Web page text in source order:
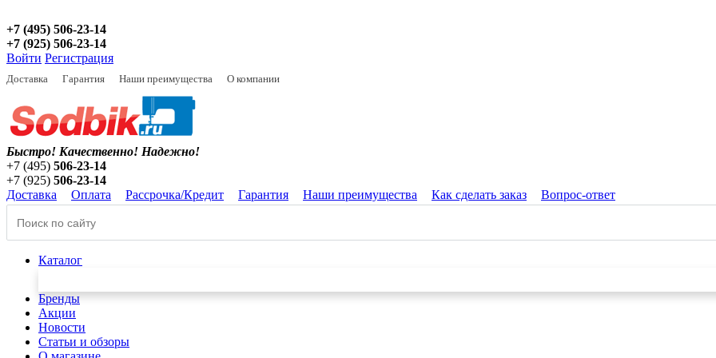
+7 (495) 506-23-14
+7 (925) 506-23-14
Войти Регистрация
Доставка Гарантия Наши преимущества О компании
Быстро! Качественно! Надежно!
+7 (495) 506-23-14
+7 (925) 506-23-14
Доставка
Оплата Рассрочка/Кредит Гарантия Наши преимущества Как сделать заказ Вопрос-ответ
Каталог
Бренды
Акции
Новости
Статьи и обзоры